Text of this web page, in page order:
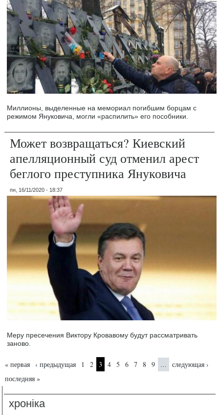
Миллионы, выделенные на мемориал погибшим борцам с
режимом Януковича, могли «распилить» его пособники.
Может возвращаться? Киевский
апелляционный суд отменил арест
беглого преступника Януковича
пн, 16/11/2020 - 18:37
Меру пресечения Виктору Кровавому будут рассматривать
заново.
Страницы
« первая ‹ предыдущая 1 2 3 4 5 6 7 8 9 …
следующая ›
последняя »
хроніка